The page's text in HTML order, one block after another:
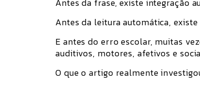
Antes da frase, existe integração
Antes da leitura automática,
E antes do erro escolar, muitas
auditivos, motores, afetivos e
O que o artigo realmente